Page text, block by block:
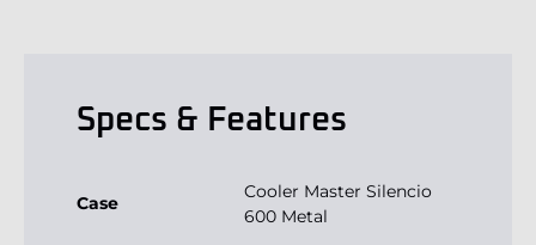
Specs & Features
Case
Cooler Master Silencio
600 Metal